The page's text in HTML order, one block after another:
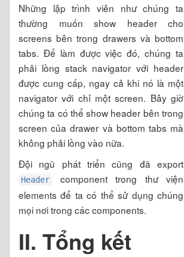
Những lập trình viên như chúng ta
thường muốn show header cho
screens bên trong drawers và bottom
tabs. Để làm được việc đó, chúng ta
phải lồng stack navigator với header
được cung cấp, ngay cả khi nó là một
navigator với chỉ một screen. Bây giờ
chúng ta có thể show header bên trong
screen của drawer và bottom tabs mà
không phải lồng vào nữa.
Đội ngũ phát triển cũng đã export
Header
component trong thư viện
elements để ta có thể sử dụng chúng
mọi nơi trong các components.
II. Tổng kết